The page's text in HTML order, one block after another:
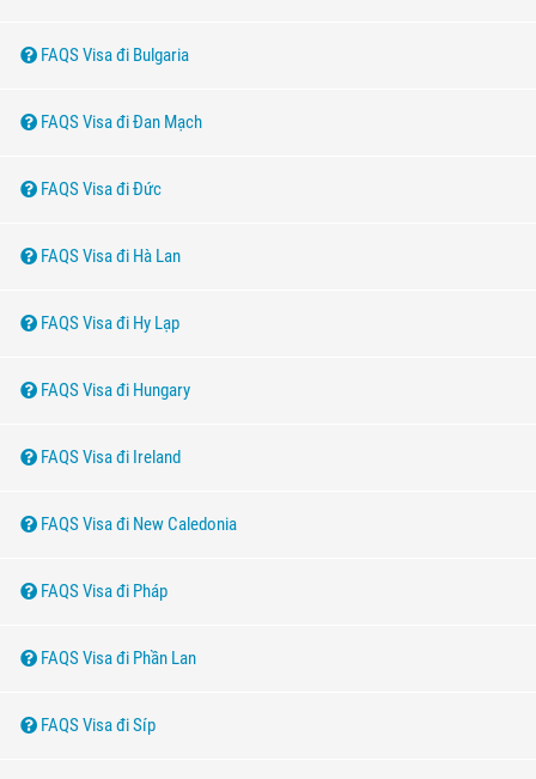
FAQS Visa đi Bulgaria
FAQS Visa đi Đan Mạch
FAQS Visa đi Đức
FAQS Visa đi Hà Lan
FAQS Visa đi Hy Lạp
FAQS Visa đi Hungary
FAQS Visa đi Ireland
FAQS Visa đi New Caledonia
FAQS Visa đi Pháp
FAQS Visa đi Phần Lan
FAQS Visa đi Síp